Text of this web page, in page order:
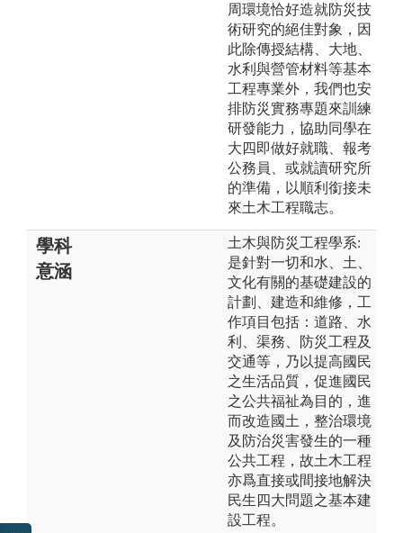
周環境恰好造就防災技
術研究的絕佳對象，因
此除傳授結構、大地、
水利與營管材料等基本
工程專業外，我們也安
排防災實務專題來訓練
研發能力，協助同學在
大四即做好就職、報考
公務員、或就讀研究所
的準備，以順利銜接未
來土木工程職志。
學科
意涵
土木與防災工程學系:
是針對一切和水、土、
文化有關的基礎建設的
計劃、建造和維修，工
作項目包括：道路、水
利、渠務、防災工程及
交通等，乃以提高國民
之生活品質，促進國民
之公共福祉為目的，進
而改造國土，整治環境
及防治災害發生的一種
公共工程，故土木工程
亦爲直接或間接地解決
民生四大問題之基本建
設工程。